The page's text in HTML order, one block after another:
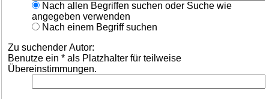
Nach allen Begriffen suchen oder Suche wie
angegeben verwenden
Nach einem Begriff suchen
Zu suchender Autor:
Benutze ein * als Platzhalter für teilweise
Übereinstimmungen.